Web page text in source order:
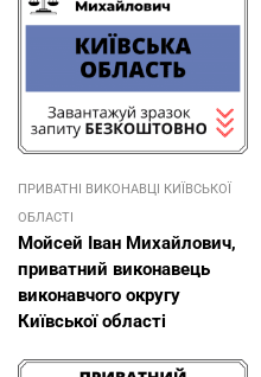
ПРИВАТНІ ВИКОНАВЦІ КИЇВСЬКОЇ
ОБЛАСТІ
Мойсей Іван Михайлович,
приватний виконавець
виконавчого округу
Київської області